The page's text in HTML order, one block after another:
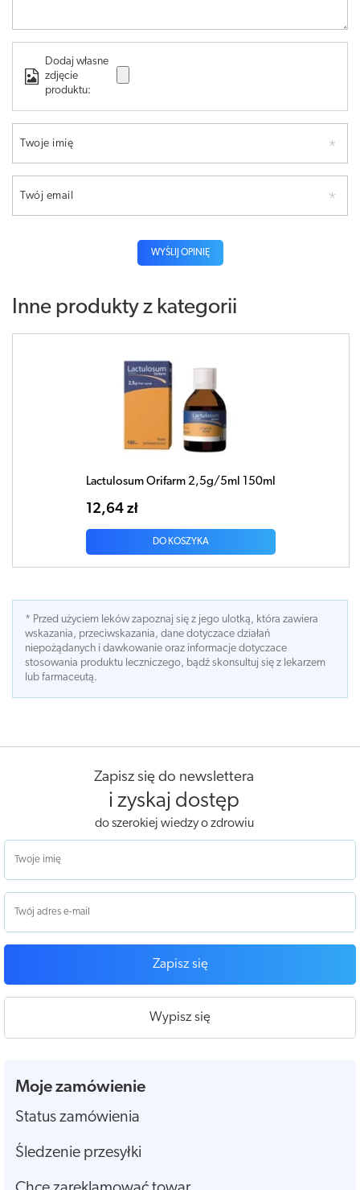
Dodaj własne
zdjęcie
produktu:
Twoje imię
Twój email
WYŚLIJ OPINIĘ
Inne produkty z kategorii
Lactulosum Orifarm 2,5g/5ml 150ml
12,64 zł
DO KOSZYKA
* Przed użyciem leków zapoznaj się z jego ulotką, która zawiera
wskazania, przeciwskazania, dane dotyczace działań
niepożądanych i dawkowanie oraz informacje dotyczace
stosowania produktu leczniczego, bądź skonsultuj się z lekarzem
lub farmaceutą.
Zapisz się do newslettera
i zyskaj dostęp
do szerokiej wiedzy o zdrowiu
Zapisz się
Wypisz się
Moje zamówienie
Status zamówienia
Śledzenie przesyłki